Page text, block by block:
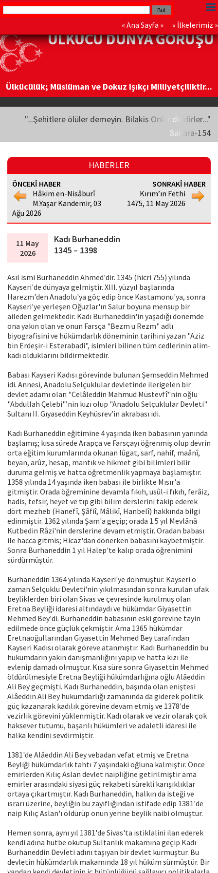
« Ana Sayfa » « İlkelerimiz »
ÜLKÜCÜ DÜNYA GÖRÜŞÜ
Ülkücülük; Müslüman ve Dokuz Işıkçı Milliyetçiliktir...
"...Şehitlere ölüler demeyin. Bilakis Onlar diridirler..."
Bakara-154
HABERLER
ÖNCEKİ HABER
Hâkim en-Nisâburî
M.Yaşar Kandemir, 03
Ağu 2026
SONRAKİ HABER
Kırım’ın Fethi
1475, 11 May 2026
11 May
2026
Kadı Burhaneddin
1345 – 1398
Asıl ismi Burhaneddin Ahmed'dir. 1345 (hicri 755) yılında
Kayseri'de dünyaya gelmiştir. XIII. yüzyıl başlarında
Harezm'den Anadolu'ya göç edip önce Kastamonu'ya, sonra
Kayseri'ye yerleşen Oğuzlar'ın Salur boyuna mensup bir
aileden gelmektedir. Kadı Burhaneddin'in yaşadığı dönemde
ona yakın olan ve onun Farsça "Bezm u Rezm" adlı
biyografisini ve hükümdarlık döneminin tarihini yazan "Aziz
bin Erdeşir-i Esterabadi", isimleri bilinen tüm cedlerinin alim-
kadı olduklarını bildirmektedir.
Babası Kayseri Kadısı görevinde bulunan Şemseddin Mehmed
idi. Annesi, Anadolu Selçuklular devletinde ilerigelen bir
devlet adamı olan "Celâleddin Mahmud Müstevfî"nin oğlu
"Abdullah Çelebi"’nin kızı olup "Anadolu Selçuklular Devleti"
Sultanı II. Gıyaseddin Keyhüsrev’in akrabası idi.
Kadı Burhaneddin eğitimine 4 yaşında iken babasının yanında
başlamış; kısa sürede Arapça ve Farsçayı öğrenmiş olup devrin
orta eğitim kurumlarında okunan lûgat, sarf, nahif, maânî,
beyan, arûz, hesap, mantık ve hikmet gibi bilimleri bilir
duruma gelmiş ve hatta öğretmenlik yapmaya başlamıştır.
1358 yılında 14 yaşında iken babası ile birlikte Mısır'a
gitmiştir. Orada öğreminine devamla fıkıh, usûl-i fıkıh, ferâiz,
hadis, tefsir, heyet ve tıp gibi bilim derslerini takip ederek
dört mezheb (Hanefî, Şâfiî, Mâlikî, Hanbelî) hakkında bilgi
edinmiştir. 1362 yılında Şam'a geçip; orada 1.5 yıl Mevlânâ
Kutbedin Râzi'nin derslerine devam etmiştir. Oradan babası
ile hacca gitmis; Hicaz'dan dönerken babasını kaybetmiştir.
Sonra Burhaneddin 1 yıl Halep'te kalıp orada öğrenimini
sürdürmüştür.
Burhaneddin 1364 yılında Kayseri'ye dönmüştür. Kayseri o
zaman Selçuklu Devleti'nin yıkılmasından sonra kurulan ufak
beyliklerden biri olan Sivas ve çevresinde kurulmuş olan
Eretna Beyliği idaresi altındaydı ve hükümdar Giyasettin
Mehmed Bey'di. Burhaneddin babasının eski görevine tayin
edilmede önce güçlük çekmiştir. Ama 1365 hükümdar
Eretnaoğullarından Giyasettin Mehmed Bey tarafından
Kayseri Kadısı olarak göreve atanmıştır. Kadı Burhaneddin bu
hükümdarın yakın danışmanlığını yapıp ve hatta kızı ile
evlenip damadı olmuştur. Kısa süre sonra Giyasettin Mehmed
öldürülmesiyle Eretna Beyliği hükümdarlığına oğlu Alâeddin
Ali Bey geçmişti. Kadı Burhaneddin, başında olan eniştesi
Alâeddin Ali Bey hükümdarlığı zamanında da giderek politik
güç kazanarak kadılık görevine devam etmiş ve 1378'de
vezirlik görevini yüklenmiştir. Kadı olarak ve vezir olarak çok
haksever tutumu, başarılı hükümleri ve adaletli idaresi ile
halka kendini sevdirmiştir.
1381'de Alâeddin Ali Bey vebadan vefat etmiş ve Eretna
Beyliği hükümdarlık tahtı 7 yaşındaki oğluna kalmıştır. Önce
emirlerden Kılıç Aslan devlet naipliğine getirilmiştir ama
emirler arasındaki siyasi güç rekabeti sürekli karışıklıklar
ortaya çıkartmıştır. Kadı Burhaneddin, halkın da isteği ve
ısrarı üzerine, beyliğin bu zayıflığından istifade edip 1381'de
naip Kılıç Aslan'ı öldürüp onun yerine beylik naibi olmuştur.
Hemen sonra, aynı yıl 1381'de Sivas'ta istiklalini ilan ederek
kendi adına hutbe okutup Sultanlık makamına geçip Kadı
Burhaneddin Devleti adını taşıyan bir devlet kurmuştur. Bu
devletin hükümdarlık makamında 18 yıl hüküm sürmüştür. Bir